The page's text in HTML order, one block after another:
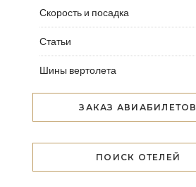
Скорость и посадка
Статьи
Шины вертолета
ЗАКАЗ АВИАБИЛЕТОВ
ПОИСК ОТЕЛЕЙ